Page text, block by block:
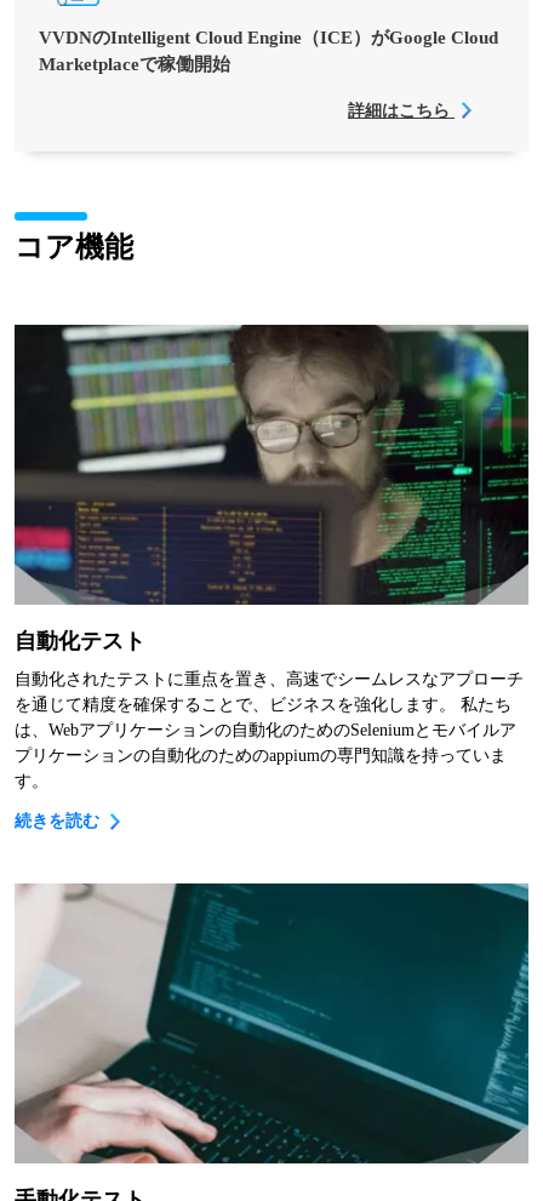
VVDNのIntelligent Cloud Engine（ICE）がGoogle Cloud
Marketplaceで稼働開始
詳細はこちら
コア機能
自動化テスト
自動化されたテストに重点を置き、高速でシームレスなアプローチ
を通じて精度を確保することで、ビジネスを強化します。 私たち
は、Webアプリケーションの自動化のためのSeleniumとモバイルア
プリケーションの自動化のためのappiumの専門知識を持っていま
す。
続きを読む